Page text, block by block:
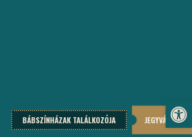
BÁBSZÍNHÁZAK TALÁLKOZÓJA JEGYVÁSÁRLÁS